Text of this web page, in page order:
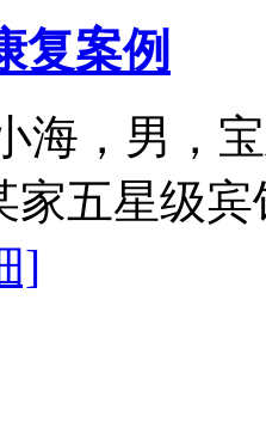
复案例
海，男，
家五星级
]